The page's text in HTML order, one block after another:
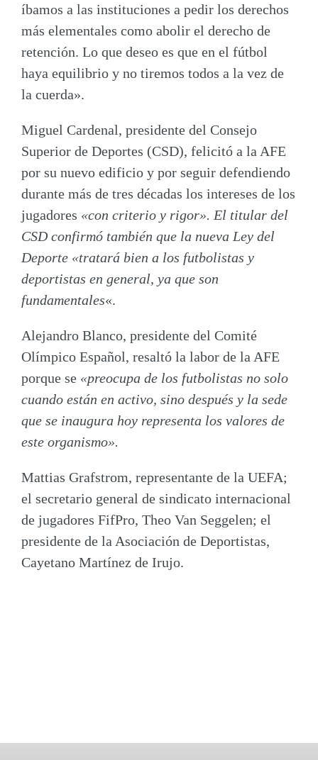
íbamos a las instituciones a pedir los derechos
más elementales como abolir el derecho de
retención. Lo que deseo es que en el fútbol
haya equilibrio y no tiremos todos a la vez de
la cuerda».
Miguel Cardenal, presidente del Consejo
Superior de Deportes (CSD), felicitó a la AFE
por su nuevo edificio y por seguir defendiendo
durante más de tres décadas los intereses de los
jugadores «con criterio y rigor». El titular del
CSD confirmó también que la nueva Ley del
Deporte «tratará bien a los futbolistas y
deportistas en general, ya que son
fundamentales«.
Alejandro Blanco, presidente del Comité
Olímpico Español, resaltó la labor de la AFE
porque se «preocupa de los futbolistas no solo
cuando están en activo, sino después y la sede
que se inaugura hoy representa los valores de
este organismo».
Mattias Grafstrom, representante de la UEFA;
el secretario general de sindicato internacional
de jugadores FifPro, Theo Van Seggelen; el
presidente de la Asociación de Deportistas,
Cayetano Martínez de Irujo.